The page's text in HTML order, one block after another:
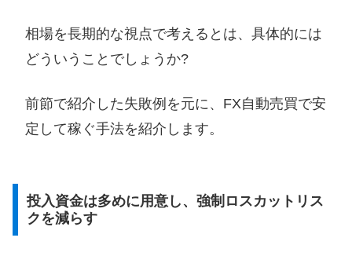
相場を長期的な視点で考えるとは、具体的には
どういうことでしょうか?
前節で紹介した失敗例を元に、FX自動売買で安
定して稼ぐ手法を紹介します。
投入資金は多めに用意し、強制ロスカットリス
クを減らす